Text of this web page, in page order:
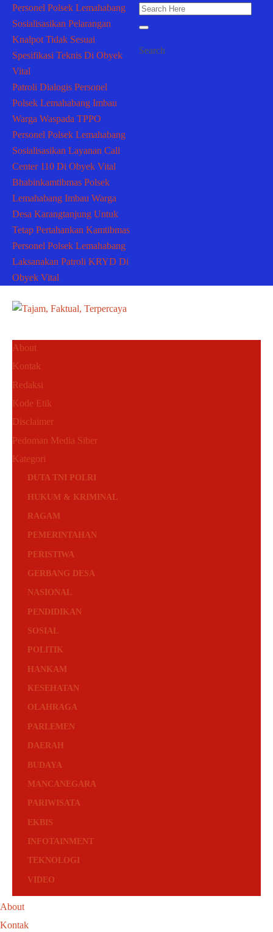
Personel Polsek Lemahabang
Sosialisasikan Pelarangan
Knalpot Tidak Sesuai
Spesifikasi Teknis Di Obyek
Vital
Patroli Dialogis Personel
Polsek Lemahabang Imbau
Warga Waspada TPPO
Personel Polsek Lemahabang
Sosialisasikan Layanan Call
Center 110 Di Obyek Vital
Bhabinkamtibmas Polsek
Lemahabang Imbau Warga
Desa Karangtanjung Untuk
Tetap Pertahankan Kamtibmas
Personel Polsek Lemahabang
Laksanakan Patroli KRYD Di
Obyek Vital
Search
About
Kontak
Redaksi
Kode Etik
Disclaimer
Pedoman Media Siber
Kategori
DUTA TNI POLRI
HUKUM & KRIMINAL
RAGAM
PEMERINTAHAN
PERISTIWA
GERBANG DESA
NASIONAL
PENDIDIKAN
SOSIAL
POLITIK
HANKAM
KESEHATAN
OLAHRAGA
PARLEMEN
DAERAH
BUDAYA
MANCANEGARA
PARIWISATA
EKBIS
INFOTAINMENT
TEKNOLOGI
VIDEO
About
Kontak